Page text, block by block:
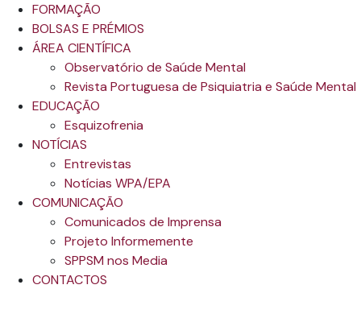
FORMAÇÃO
BOLSAS E PRÉMIOS
ÁREA CIENTÍFICA
Observatório de Saúde Mental
Revista Portuguesa de Psiquiatria e Saúde Mental
EDUCAÇÃO
Esquizofrenia
NOTÍCIAS
Entrevistas
Notícias WPA/EPA
COMUNICAÇÃO
Comunicados de Imprensa
Projeto Informemente
SPPSM nos Media
CONTACTOS